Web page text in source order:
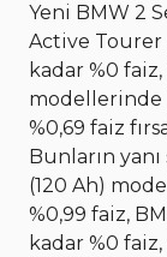
Yeni BMW 2
Active Tourer
kadar %0
modellerinde
%0,69 faiz
Bunların
(120 Ah)
%0,99 faiz,
kadar %0